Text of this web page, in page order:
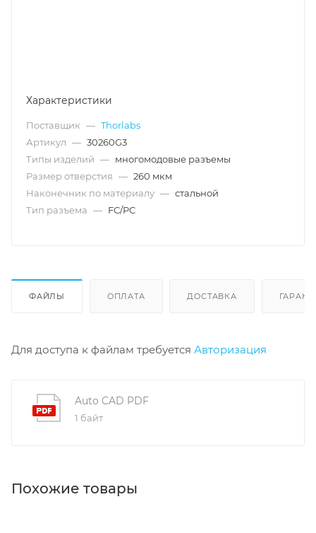
Характеристики
Поставщик — Thorlabs
Артикул — 30260G3
Типы изделий — многомодовые разъемы
Размер отверстия — 260 мкм
Наконечник по материалу — стальной
Тип разъема — FC/PC
ФАЙЛЫ ОПЛАТА ДОСТАВКА
Для доступа к файлам требуется Авторизация
Auto CAD PDF
1 байт
Похожие товары